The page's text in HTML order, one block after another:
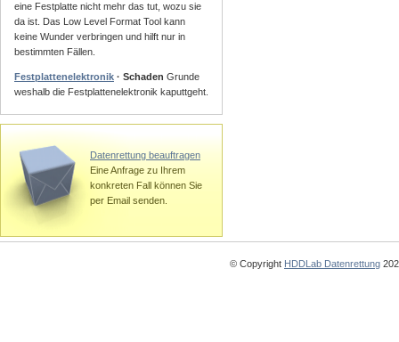
eine Festplatte nicht mehr das tut, wozu sie
da ist. Das Low Level Format Tool kann
keine Wunder verbringen und hilft nur in
bestimmten Fällen.
Festplattenelektronik · Schaden Grunde
weshalb die Festplattenelektronik kaputtgeht.
Datenrettung beauftragen
Eine Anfrage zu Ihrem
konkreten Fall können Sie
per Email senden.
© Copyright HDDLab Datenrettung